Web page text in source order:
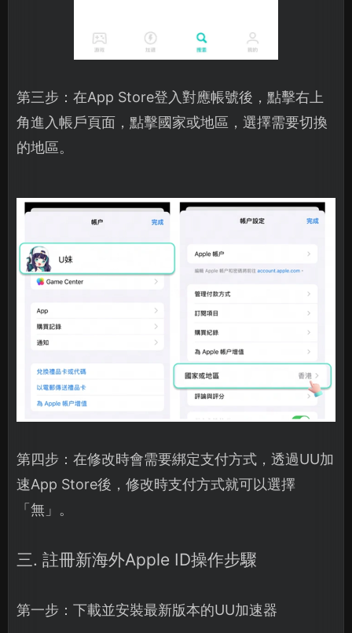
第三步：在App Store登入對應帳號後，點擊右上
角進入帳戶頁面，點擊國家或地區，選擇需要切換
的地區。
第四步：在修改時會需要綁定支付方式，透過UU加
速App Store後，修改時支付方式就可以選擇
「無」。
三. 註冊新海外Apple ID操作步驟
第一步：下載並安裝最新版本的UU加速器